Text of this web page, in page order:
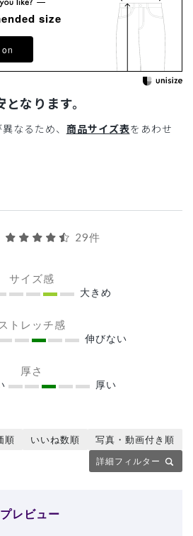
size
なります。
なるため、 商品サイズ表をあわせ
29件
サイズ感
大きめ
ストレッチ感
伸びない
厚さ
厚い
詳細フィルター
順 いいね数順 写真・動画付き順
レビュー